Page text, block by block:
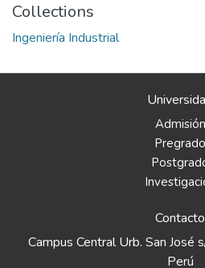
Collections
Ingeniería Industrial
Admisión
Pregrado
Contacto
Campus Central Urb. San José
Perú